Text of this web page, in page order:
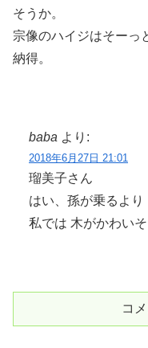
そうか。
宗像のハイジはそーっ
納得。
baba より:
2018年6月27日 21:01
瑠美子さん
はい、孫が乗るより
私では 木がかわいそ
コ